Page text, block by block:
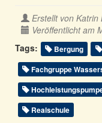
Erstellt von Katrin
Veröffentlicht am
Tags:
Bergung
Fachgruppe
Realschule